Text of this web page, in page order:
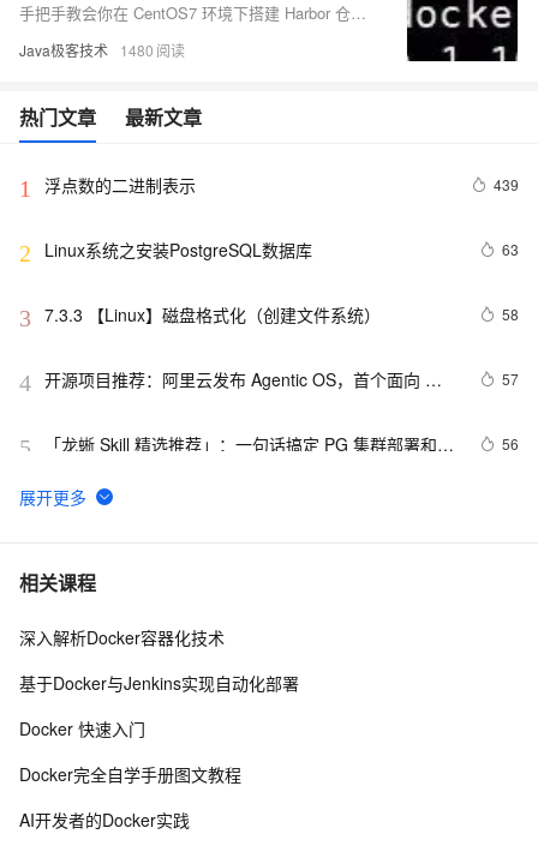
手把手教会你在 CentOS7 环境下搭建 Harbor 仓库，以及使用 Docker 以 HTTP 方式登录 Harbor 仓库。
Java极客技术 1480
热门文章 最新文章
1 浮点数的二进制表示 439
2 Linux系统之安装PostgreSQL数据库 63
3 7.3.3 【Linux】磁盘格式化（创建文件系统） 58
4 开源项目推荐：阿里云发布 Agentic OS，首个面向
57
5
「龙蜥 Skill 精选推荐」：一句话搞定 PG 集群部署和管
56
6
STAROps 主机智能巡检：给你的 ECS 请个 24 小时在
7 M1 macos docker获取x86 x64 amd 等指定架构版本
8 赛事推荐：GOAI 世界人工智能开源大赛火热启动，欢
10OpenJDK 的 RISC-V 生态实践：从版本反合到 C2 后端
相关课程
深入解析Docker容器化技术
基于Docker与Jenkins实现自动化部署
Docker 快速入门
Docker完全自学手册图文教程
AI开发者的Docker实践